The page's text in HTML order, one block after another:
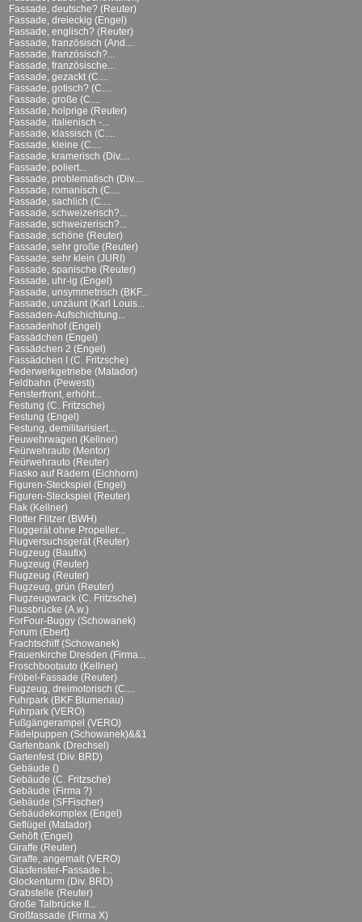
Fassade, deutsche? (Reuter)
Fassade, dreieckig (Engel)
Fassade, englisch? (Reuter)
Fassade, französisch (And....
Fassade, französisch?...
Fassade, französische...
Fassade, gezackt (C....
Fassade, gotisch? (C....
Fassade, große (C....
Fassade, holprige (Reuter)
Fassade, italienisch -...
Fassade, klassisch (C....
Fassade, kleine (C....
Fassade, kramerisch (Div....
Fassade, poliert...
Fassade, problematisch (Div....
Fassade, romanisch (C....
Fassade, sachlich (C....
Fassade, schweizerisch?...
Fassade, schweizerisch?...
Fassade, schöne (Reuter)
Fassade, sehr große (Reuter)
Fassade, sehr klein (JURI)
Fassade, spanische (Reuter)
Fassade, uhr-ig (Engel)
Fassade, unsymmetrisch (BKF...
Fassade, unzäunt (Karl Louis...
Fassaden-Aufschichtung...
Fassadenhof (Engel)
Fassädchen (Engel)
Fassädchen 2 (Engel)
Fassädchen I (C. Fritzsche)
Federwerkgetriebe (Matador)
Feldbahn (Pewesti)
Fensterfront, erhöht...
Festung (C. Fritzsche)
Festung (Engel)
Festung, demilitarisiert...
Feuwehrwagen (Kellner)
Feürwehrauto (Mentor)
Feürwehrauto (Reuter)
Fiasko auf Rädern (Eichhorn)
Figuren-Steckspiel (Engel)
Figuren-Steckspiel (Reuter)
Flak (Kellner)
Flotter Flitzer (BWH)
Fluggerät ohne Propeller...
Flugversuchsgerät (Reuter)
Flugzeug (Baufix)
Flugzeug (Reuter)
Flugzeug (Reuter)
Flugzeug, grün (Reuter)
Flugzeugwrack (C. Fritzsche)
Flussbrücke (A.w.)
ForFour-Buggy (Schowanek)
Forum (Ebert)
Frachtschiff (Schowanek)
Frauenkirche Dresden (Firma...
Froschbootauto (Kellner)
Fröbel-Fassade (Reuter)
Fugzeug, dreimotorisch (C....
Fuhrpark (BKF Blumenau)
Fuhrpark (VERO)
Fußgängerampel (VERO)
Fädelpuppen (Schowanek)&&1
Gartenbank (Drechsel)
Gartenfest (Div. BRD)
Gebäude ()
Gebäude (C. Fritzsche)
Gebäude (Firma ?)
Gebäude (SFFischer)
Gebäudekomplex (Engel)
Geflügel (Matador)
Gehöft (Engel)
Giraffe (Reuter)
Giraffe, angemalt (VERO)
Glasfenster-Fassade I...
Glockenturm (Div. BRD)
Grabstelle (Reuter)
Große Talbrücke II...
Großfassade (Firma X)